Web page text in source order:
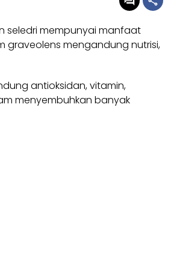
seledri mempunyai manfaat
graveolens mengandung nutrisi,
antioksidan, vitamin,
menyembuhkan banyak